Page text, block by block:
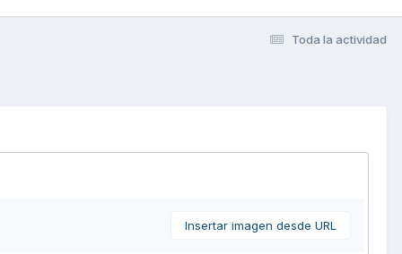
Toda la actividad
Insertar imagen desde URL